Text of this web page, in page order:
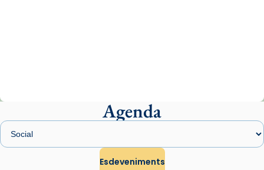
Arquebisbat de Barcelona
1 week ago
Memòria de les santes Juliana i
Semproniana, verges i màrtirs.
Agenda
Esdeveniments